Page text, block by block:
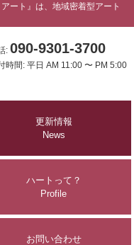
ート』は、地域密着型アート
: 090-9301-3700
時間: 平日 AM 11:00 〜 PM 5:00
更新情報
News
ハートって？
Profile
お問い合わせ